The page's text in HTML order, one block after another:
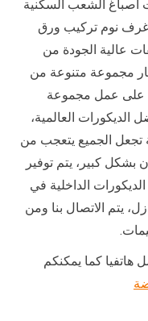
أصباغ الشعب السكنية
نوم تركيب ورق
عالية الجودة من
مجموعة متنوعة من
على عمل مجموعة
العالمية،
تجعل الجميع يتعجب من
بشكل كبير، يتم توفير
الداخلية في
يتم الاتصال بنا ومن
هاتفيا كما يمكنكم